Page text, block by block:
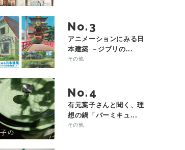
No.
アニメーションにみる日
本建築 －ジブリの...
その他
No.
有元葉子さんと聞く、理
想の鍋「バーミキュ...
その他